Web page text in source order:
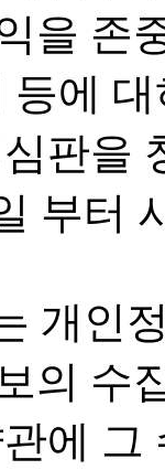
을 존
등에
판을
부터
개인
의 수
에 그